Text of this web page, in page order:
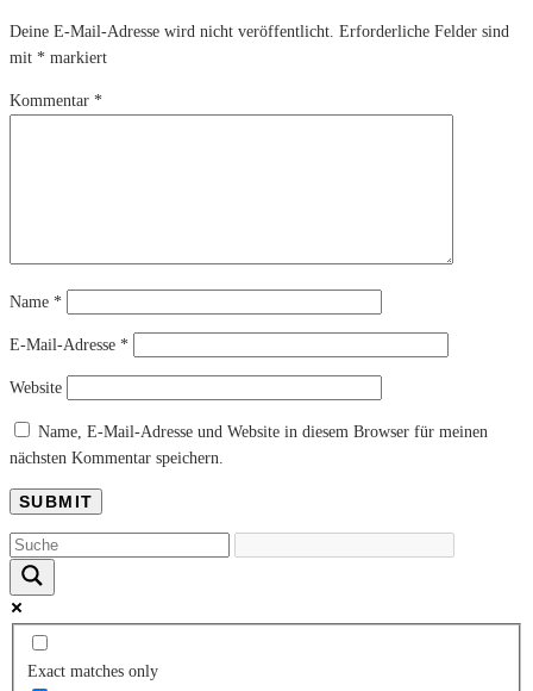
Deine E-Mail-Adresse wird nicht veröffentlicht. Erforderliche Felder sind
mit * markiert
Kommentar *
Name *
E-Mail-Adresse *
Website
Name, E-Mail-Adresse und Website in diesem Browser für meinen
nächsten Kommentar speichern.
Exact matches only